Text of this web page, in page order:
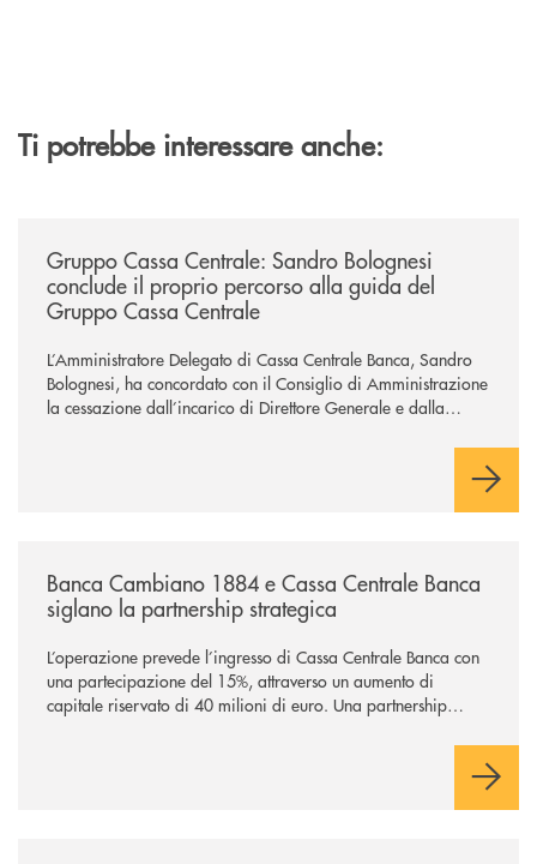
Ti potrebbe interessare anche:
Gruppo Cassa Centrale: Sandro Bolognesi
conclude il proprio percorso alla guida del
Gruppo Cassa Centrale
L’Amministratore Delegato di Cassa Centrale Banca, Sandro
Bolognesi, ha concordato con il Consiglio di Amministrazione
la cessazione dall’incarico di Direttore Generale e dalla
Il Gruppo, sotto la guida dell’Amministratore Delegato, e con
Banca Cambiano 1884 e Cassa Centrale Banca
siglano la partnership strategica
L’operazione prevede l’ingresso di Cassa Centrale Banca con
una partecipazione del 15%, attraverso un aumento di
capitale riservato di 40 milioni di euro. Una partnership
comuni e sulla prossimità ai territori, per ampliare l’offerta e